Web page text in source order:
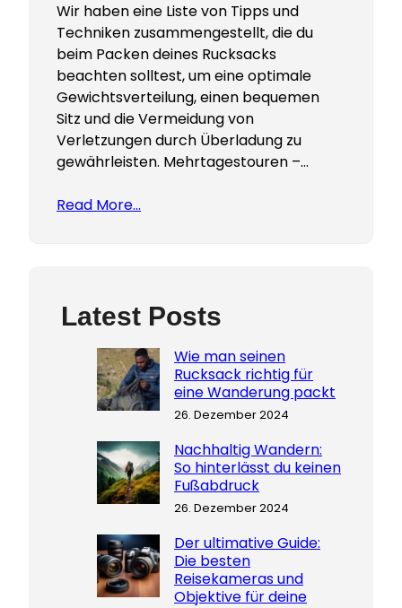
Wir haben eine Liste von Tipps und
Techniken zusammengestellt, die du
beim Packen deines Rucksacks
beachten solltest, um eine optimale
Gewichtsverteilung, einen bequemen
Sitz und die Vermeidung von
Verletzungen durch Überladung zu
gewährleisten. Mehrtagestouren –…
Read More…
Latest Posts
Wie man seinen
Rucksack richtig für
eine Wanderung packt
26. Dezember 2024
Nachhaltig Wandern:
So hinterlässt du keinen
Fußabdruck
26. Dezember 2024
Der ultimative Guide:
Die besten
Reisekameras und
Objektive für deine